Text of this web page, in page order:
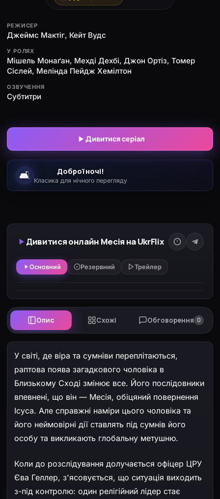
РЕЖИСЕР
Джеймс Мактіг, Кейт Вудс
У РОЛЯХ
Мішель Монаґан, Мехді Дехбі, Джон Ортіз, Томер
Сіслей, Мелінда Пейдж Хемілтон
ОЗВУЧЕННЯ
Субтитри
Дивитися серіал
🛋️ Доброї ночі!
Класика для нічного перегляду
Дивитися онлайн Месія на UkrFlix
Основний Резервний Трейлер
Опис Схожі Обговорення 0
У світі, де віра та сумніви переплітаються,
раптова поява загадкового чоловіка в
Близькому Сході змінює все. Його послідовники
впевнені, що він — Месія, обіцяний повернення
Ісуса. Але справжні наміри цього чоловіка та
його неймовірні дії ставлять під сумнів його
особу та викликають глобальну метушню.
Коли до розслідування долучається офіцер ЦРУ
Єва Геллер, з'ясовується, що ситуація виходить
з-під контролю: один релігійний лідер стає